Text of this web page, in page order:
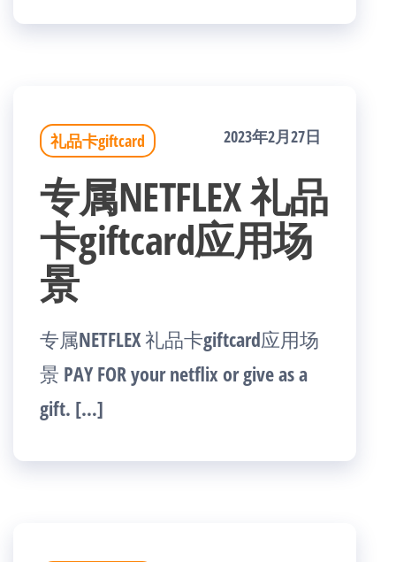
礼品卡giftcard 2023年2月27日
专属NETFLEX 礼品
卡giftcard应用场
景
专属NETFLEX 礼品卡giftcard应用场
景 PAY FOR your netflix or give as a
gift. […]